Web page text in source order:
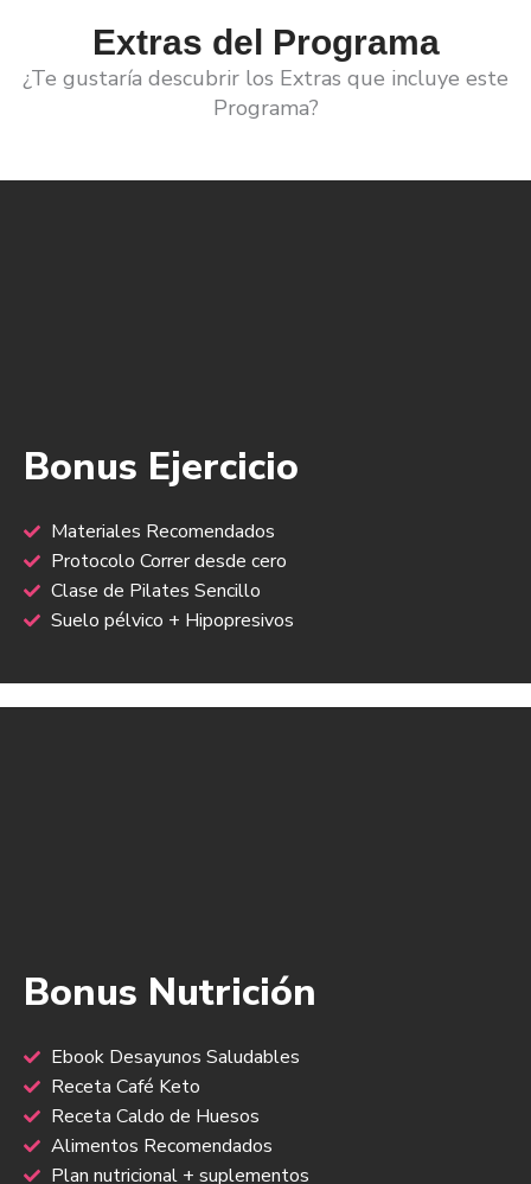
Extras del Programa
¿Te gustaría descubrir los Extras que incluye este
Programa?
Bonus Ejercicio
Materiales Recomendados
Protocolo Correr desde cero
Clase de Pilates Sencillo
Suelo pélvico + Hipopresivos
Bonus Nutrición
Ebook Desayunos Saludables
Receta Café Keto
Receta Caldo de Huesos
Alimentos Recomendados
Plan nutricional + suplementos